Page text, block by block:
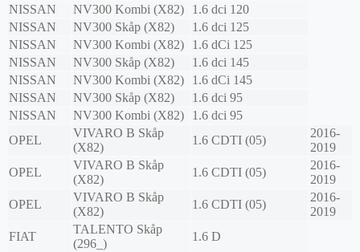
NISSAN
NV300 Kombi (X82)
1.6 dci 120
NISSAN
NV300 Skåp (X82)
1.6 dci 125
NISSAN
NV300 Kombi (X82)
1.6 dCi 125
NISSAN
NV300 Skåp (X82)
1.6 dci 145
NISSAN
NV300 Kombi (X82)
1.6 dCi 145
NISSAN
NV300 Skåp (X82)
1.6 dci 95
NISSAN
NV300 Kombi (X82)
1.6 dci 95
OPEL
VIVARO B Skåp
(X82)
1.6 CDTI (05)
2016-
2019
OPEL
VIVARO B Skåp
(X82)
1.6 CDTI (05)
2016-
2019
OPEL
VIVARO B Skåp
(X82)
1.6 CDTI (05)
2016-
2019
FIAT
TALENTO Skåp
(296_)
1.6 D